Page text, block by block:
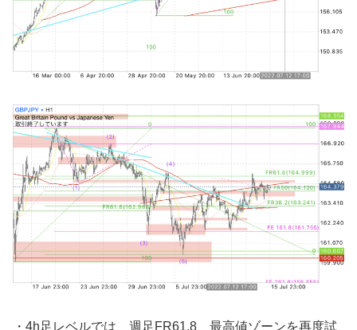
・4h足レベルでは、週足FR61.8、最高値ゾーンを再度試